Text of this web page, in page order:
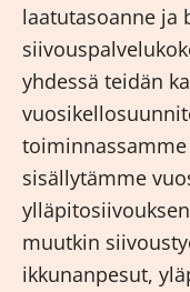
laatutasoanne ja
yhdessä teidän
sisällytämme
muutkin
ikkunanpesut,